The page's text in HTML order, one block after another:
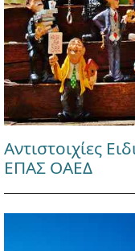
Αντιστοιχίες
ΕΠΑΣ ΟΑΕΔ